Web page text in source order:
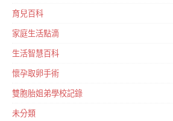
育兒百科
家庭生活點滴
生活智慧百科
懷孕取卵手術
雙胞胎姐弟學校記錄
未分類